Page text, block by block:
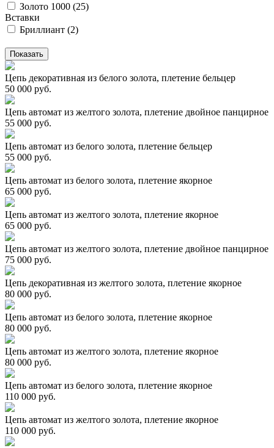
Золото 1000 (25)
Вставки
Бриллиант (2)
Цепь декоративная из белого золота, плетение бельцер
50 000 руб.
Цепь автомат из желтого золота, плетение двойное панцирное
55 000 руб.
Цепь автомат из белого золота, плетение бельцер
55 000 руб.
Цепь автомат из белого золота, плетение якорное
65 000 руб.
Цепь автомат из желтого золота, плетение якорное
65 000 руб.
Цепь автомат из желтого золота, плетение двойное панцирное
75 000 руб.
Цепь декоративная из желтого золота, плетение якорное
80 000 руб.
Цепь автомат из белого золота, плетение якорное
80 000 руб.
Цепь автомат из желтого золота, плетение якорное
80 000 руб.
Цепь автомат из белого золота, плетение якорное
110 000 руб.
Цепь автомат из желтого золота, плетение якорное
110 000 руб.